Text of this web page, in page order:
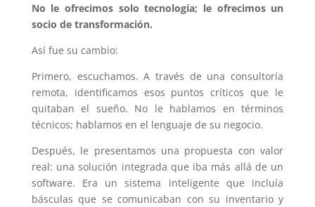
No le ofrecimos solo tecnología; le ofrecimos un
socio de transformación.
Así fue su cambio:
Primero, escuchamos. A través de una consultoría
remota, identificamos esos puntos críticos que le
quitaban el sueño. No le hablamos en términos
técnicos; hablamos en el lenguaje de su negocio.
Después, le presentamos una propuesta con valor
real: una solución integrada que iba más allá de un
software. Era un sistema inteligente que incluía
básculas que se comunicaban con su inventario y